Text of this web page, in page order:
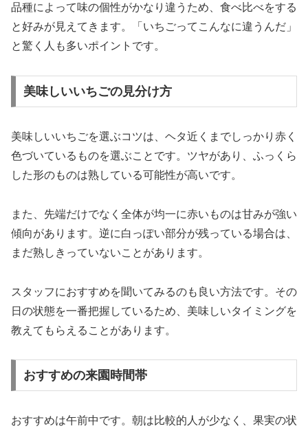
品種によって味の個性がかなり違うため、食べ比べをする
と好みが見えてきます。「いちごってこんなに違うんだ」
と驚く人も多いポイントです。
美味しいいちごの見分け方
美味しいいちごを選ぶコツは、ヘタ近くまでしっかり赤く
色づいているものを選ぶことです。ツヤがあり、ふっくら
した形のものは熟している可能性が高いです。
また、先端だけでなく全体が均一に赤いものは甘みが強い
傾向があります。逆に白っぽい部分が残っている場合は、
まだ熟しきっていないことがあります。
スタッフにおすすめを聞いてみるのも良い方法です。その
日の状態を一番把握しているため、美味しいタイミングを
教えてもらえることがあります。
おすすめの来園時間帯
おすすめは午前中です。朝は比較的人が少なく、果実の状